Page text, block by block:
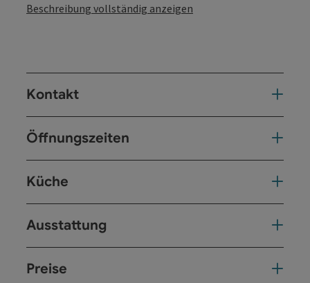
Beschreibung vollständig anzeigen
Kontakt
Öffnungszeiten
Küche
Ausstattung
Preise